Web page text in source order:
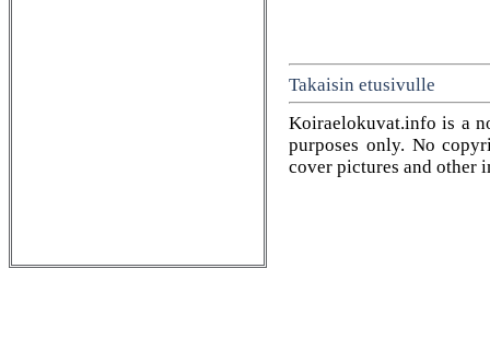
Takaisin etusivulle
Koiraelokuvat.info is a
purposes only. No
cover pictures and other